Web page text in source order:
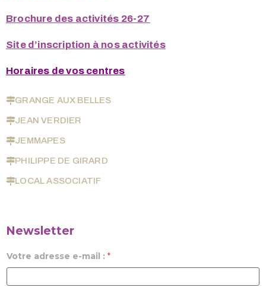
Brochure des activités 26-27
Site d’inscription à nos activités
Horaires de vos centres
GRANGE AUX BELLES
JEAN VERDIER
JEMMAPES
PHILIPPE DE GIRARD
LOCAL ASSOCIATIF
Newsletter
Votre adresse e-mail : *